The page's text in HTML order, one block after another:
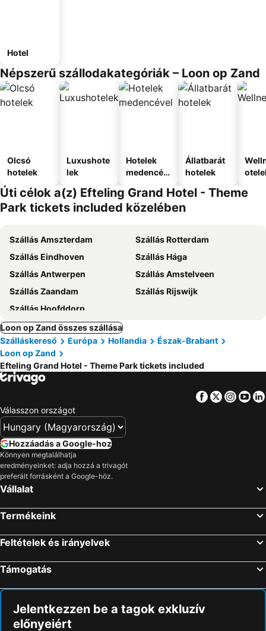
Hotel
Népszerű szállodakategóriák – Loon op Zand
Olcsó
hotelek
Luxushote
lek
Hotelek
medencév
Állatbarát
hotelek
Úti célok a(z) Efteling Grand Hotel - Theme
Park tickets included közelében
Szállás Amszterdam
Szállás Rotterdam
Szállás Eindhoven
Szállás Hága
Szállás Antwerpen
Szállás Amstelveen
Szállás Zaandam
Szállás Rijswijk
Szállás Hoofddorp
Loon op Zand összes szállása
Szálláskereső
Európa Hollandia
Észak-Brabant
Loon op Zand
Efteling Grand Hotel - Theme Park tickets included
Facebook
Twitter
Válasszon országot
Hozzáadás a Google-hoz
Könnyen megtalálhatja
eredményeinket: adja hozzá a trivagót
preferált forrásként a Google-höz.
Vállalat
Termékeink
Feltételek és irányelvek
Támogatás
Jelentkezzen be a tagok exkluzív
előnyeiért